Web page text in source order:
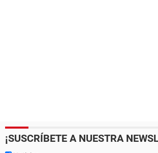
¡SUSCRÍBETE A NUESTRA